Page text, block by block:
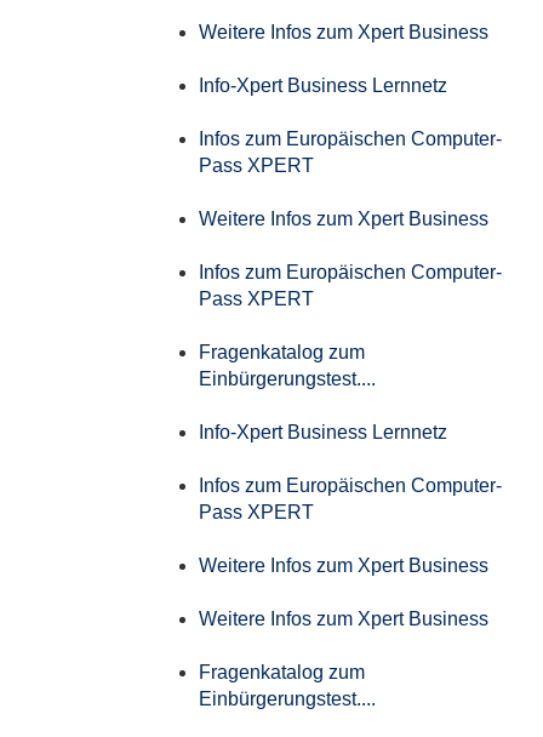
Weitere Infos zum Xpert Business
Info-Xpert Business Lernnetz
Infos zum Europäischen Computer-
Pass XPERT
Weitere Infos zum Xpert Business
Infos zum Europäischen Computer-
Pass XPERT
Fragenkatalog zum
Einbürgerungstest....
Info-Xpert Business Lernnetz
Infos zum Europäischen Computer-
Pass XPERT
Weitere Infos zum Xpert Business
Weitere Infos zum Xpert Business
Fragenkatalog zum
Einbürgerungstest....